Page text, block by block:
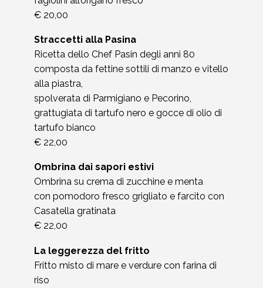
€ 20,00
Straccetti alla Pasina
Ricetta dello Chef Pasin degli anni 80
composta da fettine sottili di manzo e vitello
alla piastra,
spolverata di Parmigiano e Pecorino,
grattugiata di tartufo nero e gocce di olio di
tartufo bianco
€ 22,00
Ombrina dai sapori estivi
Ombrina su crema di zucchine e menta
con pomodoro fresco grigliato e farcito con
Casatella gratinata
€ 22,00
La leggerezza del fritto
Fritto misto di mare e verdure con farina di
riso